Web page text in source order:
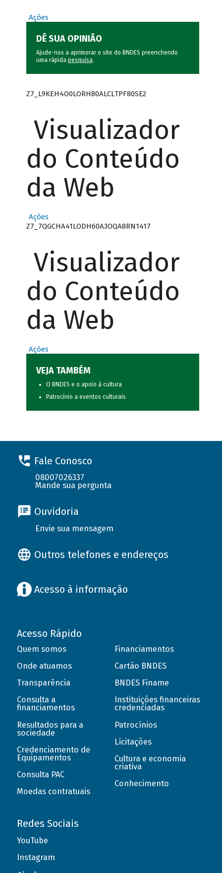
Ações
DÊ SUA OPINIÃO
Ajude-nos a aprimorar o site do BNDES preenchendo
uma rápida pesquisa.
Z7_L9KEH4O0LORH80ALCLTPF80SE2
Visualizador
do Conteúdo
da Web
Ações
Z7_7QGCHA41LODH60A3OQA8RN1417
Visualizador
do Conteúdo
da Web
Ações
VEJA TAMBÉM
O BNDES e o apoio à cultura
Patrocínio a eventos culturais
Fale Conosco
08007026337
Mande sua pergunta
Ouvidoria
Envie sua mensagem
Outros telefones e endereços
Acesso à informação
Acesso Rápido
Quem somos
Onde atuamos
Transparência
Consulta a
financiamentos
Resultados para a
sociedade
Credenciamento de
Equipamentos
Consulta PAC
Moedas contratuais
Financiamentos
Cartão BNDES
BNDES Finame
Instituições financeiras
credenciadas
Patrocínios
Licitações
Cultura e economia
criativa
Conhecimento
Redes Sociais
YouTube
Instagram